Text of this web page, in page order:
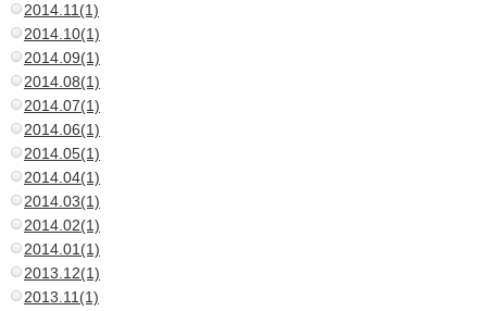
2014.11(1)
2014.10(1)
2014.09(1)
2014.08(1)
2014.07(1)
2014.06(1)
2014.05(1)
2014.04(1)
2014.03(1)
2014.02(1)
2014.01(1)
2013.12(1)
2013.11(1)